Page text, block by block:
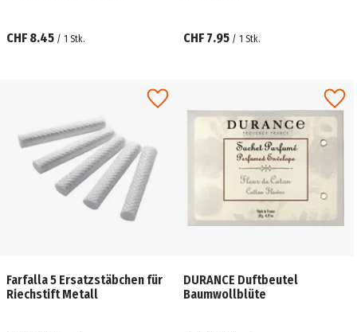
CHF 8.45 / 1 Stk. CHF 7.95 / 1 Stk.
Farfalla 5 Ersatzstäbchen für
Riechstift Metall
DURANCE Duftbeutel
Baumwollblüte